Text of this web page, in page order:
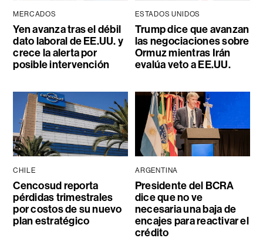
MERCADOS
Yen avanza tras el débil
dato laboral de EE.UU. y
crece la alerta por
posible intervención
ESTADOS UNIDOS
Trump dice que avanzan
las negociaciones sobre
Ormuz mientras Irán
evalúa veto a EE.UU.
CHILE
Cencosud reporta
pérdidas trimestrales
por costos de su nuevo
plan estratégico
ARGENTINA
Presidente del BCRA
dice que no ve
necesaria una baja de
encajes para reactivar el
crédito